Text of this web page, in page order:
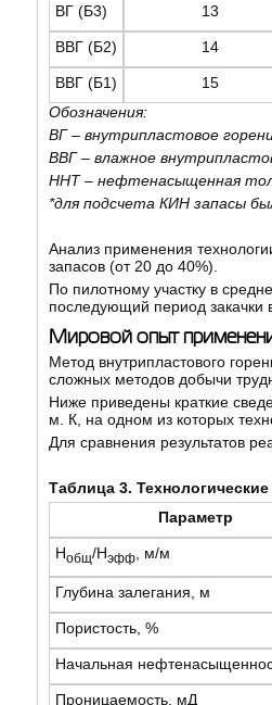
ВГ (Б3) 13
ВВГ (Б2) 14
ВВГ (Б1) 15
Обозначения:
ВГ – внутрипластовое
ВВГ – влажное
ННТ – нефтенасыщенная
*для подсчета КИН запасы
Анализ применения
запасов (от 20 до 40%).
По пилотному участку в
последующий период закачки
Мировой опыт
Метод внутрипластового
сложных методов добычи
Ниже приведены краткие
м. К, на одном из которых
Для сравнения результатов
Таблица 3.
Параметр
Нобщ/Нэфф , м/м
Глубина залегания, м
Пористость, %
Начальная
Проницаемость, мД